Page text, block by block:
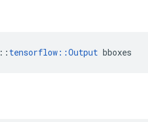
:: tensorflow::Output bboxes